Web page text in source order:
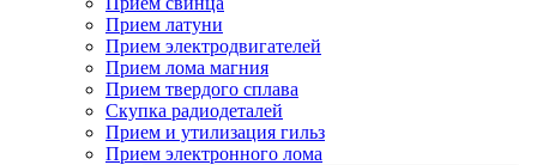
Прием латуни
Прием электродвигателей
Прием лома магния
Прием твердого сплава
Скупка радиодеталей
Прием и утилизация гильз
Прием электронного лома